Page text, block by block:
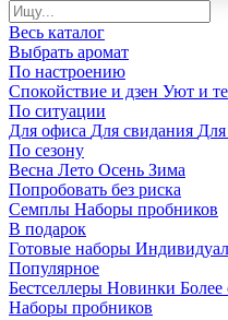
Весь каталог
Выбрать аромат
По настроению
Спокойствие и дзен Уют и
По ситуации
Для офиса Для свидания
По сезону
Весна Лето Осень Зима
Попробовать без риска
Семплы Наборы пробников
В подарок
Готовые наборы
Популярное
Бестселлеры Новинки Более
Наборы пробников